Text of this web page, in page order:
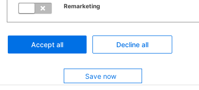
das Recht auf Widerruf/Widerspruchzur Kenntnis genommen
Remarketing
Accept all Decline all
Save now